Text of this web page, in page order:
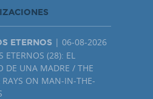
ETERNOS | 06-08-2026
ETERNOS (28): EL
DE UNA MADRE / THE
RAYS ON MAN-IN-THE-